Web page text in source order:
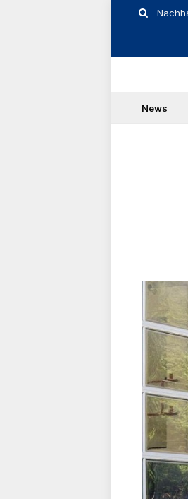
News